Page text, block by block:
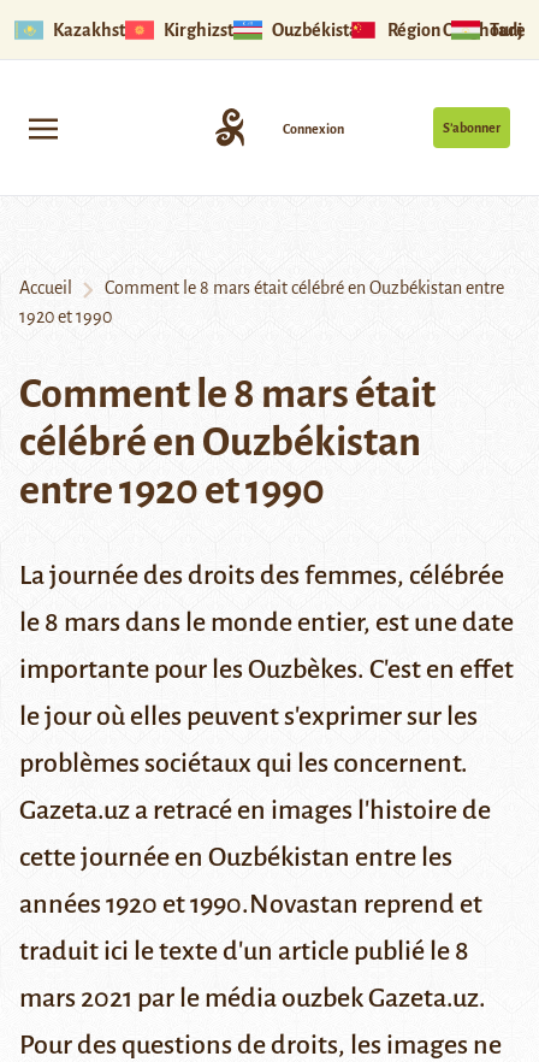
Kazakhstan Kirghizstan Ouzbékistan Région Ouïghoure
S’abonner
Connexion
Accueil
Comment le 8 mars était célébré en Ouzbékistan entre
1920 et 1990
Comment le 8 mars était
célébré en Ouzbékistan
entre 1920 et 1990
La journée des droits des femmes, célébrée
le 8 mars dans le monde entier, est une date
importante pour les Ouzbèkes. C'est en effet
le jour où elles peuvent s'exprimer sur les
problèmes sociétaux qui les concernent.
Gazeta.uz a retracé en images l'histoire de
cette journée en Ouzbékistan entre les
années 1920 et 1990.Novastan reprend et
traduit ici le texte d'un article publié le 8
mars 2021 par le média ouzbek Gazeta.uz.
Pour des questions de droits, les images ne